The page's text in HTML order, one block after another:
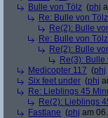
Bulle von Tölz (phj
Re: Bulle von Tölz
Re(2): Bulle
Re: Bulle von Tölz
Re(2): Bulle
Re(3): Bulle
Medicopter 117 (phj
Six feet under (phj
Re: Lieblings 45
Re(2): Lieblings
Fastlane (phj am